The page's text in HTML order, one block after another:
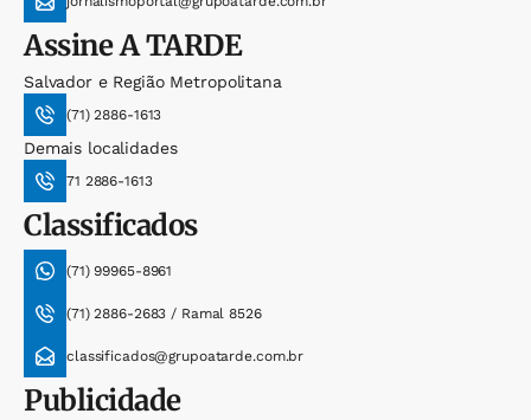
AssineA TARDE
Salvador e Região Metropolitana
(71) 2886-1613
Demais localidades
71 2886-1613
Classificados
(71) 99965-8961
(71) 2886-2683 / Ramal 8526
classificados@grupoatarde.com.br
Publicidade